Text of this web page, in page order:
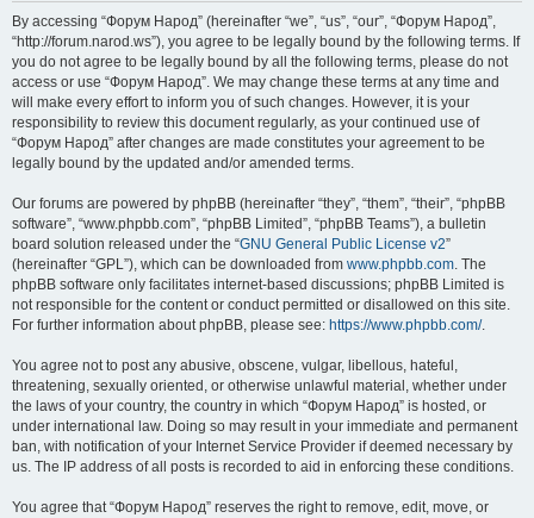
By accessing “Форум Народ” (hereinafter “we”, “us”, “our”, “Форум Народ”,
“http://forum.narod.ws”), you agree to be legally bound by the following terms. If
you do not agree to be legally bound by all the following terms, please do not
access or use “Форум Народ”. We may change these terms at any time and
will make every effort to inform you of such changes. However, it is your
responsibility to review this document regularly, as your continued use of
“Форум Народ” after changes are made constitutes your agreement to be
legally bound by the updated and/or amended terms.
Our forums are powered by phpBB (hereinafter “they”, “them”, “their”, “phpBB
software”, “www.phpbb.com”, “phpBB Limited”, “phpBB Teams”), a bulletin
board solution released under the “GNU General Public License v2”
(hereinafter “GPL”), which can be downloaded from www.phpbb.com. The
phpBB software only facilitates internet-based discussions; phpBB Limited is
not responsible for the content or conduct permitted or disallowed on this site.
For further information about phpBB, please see: https://www.phpbb.com/.
You agree not to post any abusive, obscene, vulgar, libellous, hateful,
threatening, sexually oriented, or otherwise unlawful material, whether under
the laws of your country, the country in which “Форум Народ” is hosted, or
under international law. Doing so may result in your immediate and permanent
ban, with notification of your Internet Service Provider if deemed necessary by
us. The IP address of all posts is recorded to aid in enforcing these conditions.
You agree that “Форум Народ” reserves the right to remove, edit, move, or